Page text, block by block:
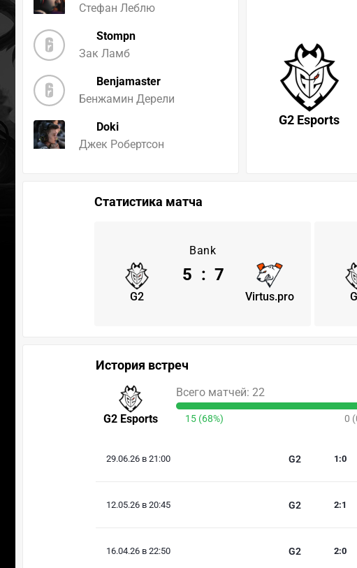
Стефан Леблю
Stompn
Зак Ламб
Benjamaster
Бенжамин Дерели
Doki
Джек Робертсон
G2 Esports
Статистика матча
Bank
G2 Virtus.pro
5 : 7
История встреч
G2 Esports
Всего матчей: 22
15 (68%) 0
29.06.26 в 21:00 G2 1 :0
12.05.26 в 20:45 G2 2:1
16.04.26 в 22:50 G2 2:0